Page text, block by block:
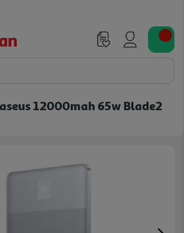
12000mah 65w Blade2